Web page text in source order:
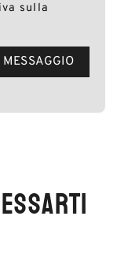
sulla